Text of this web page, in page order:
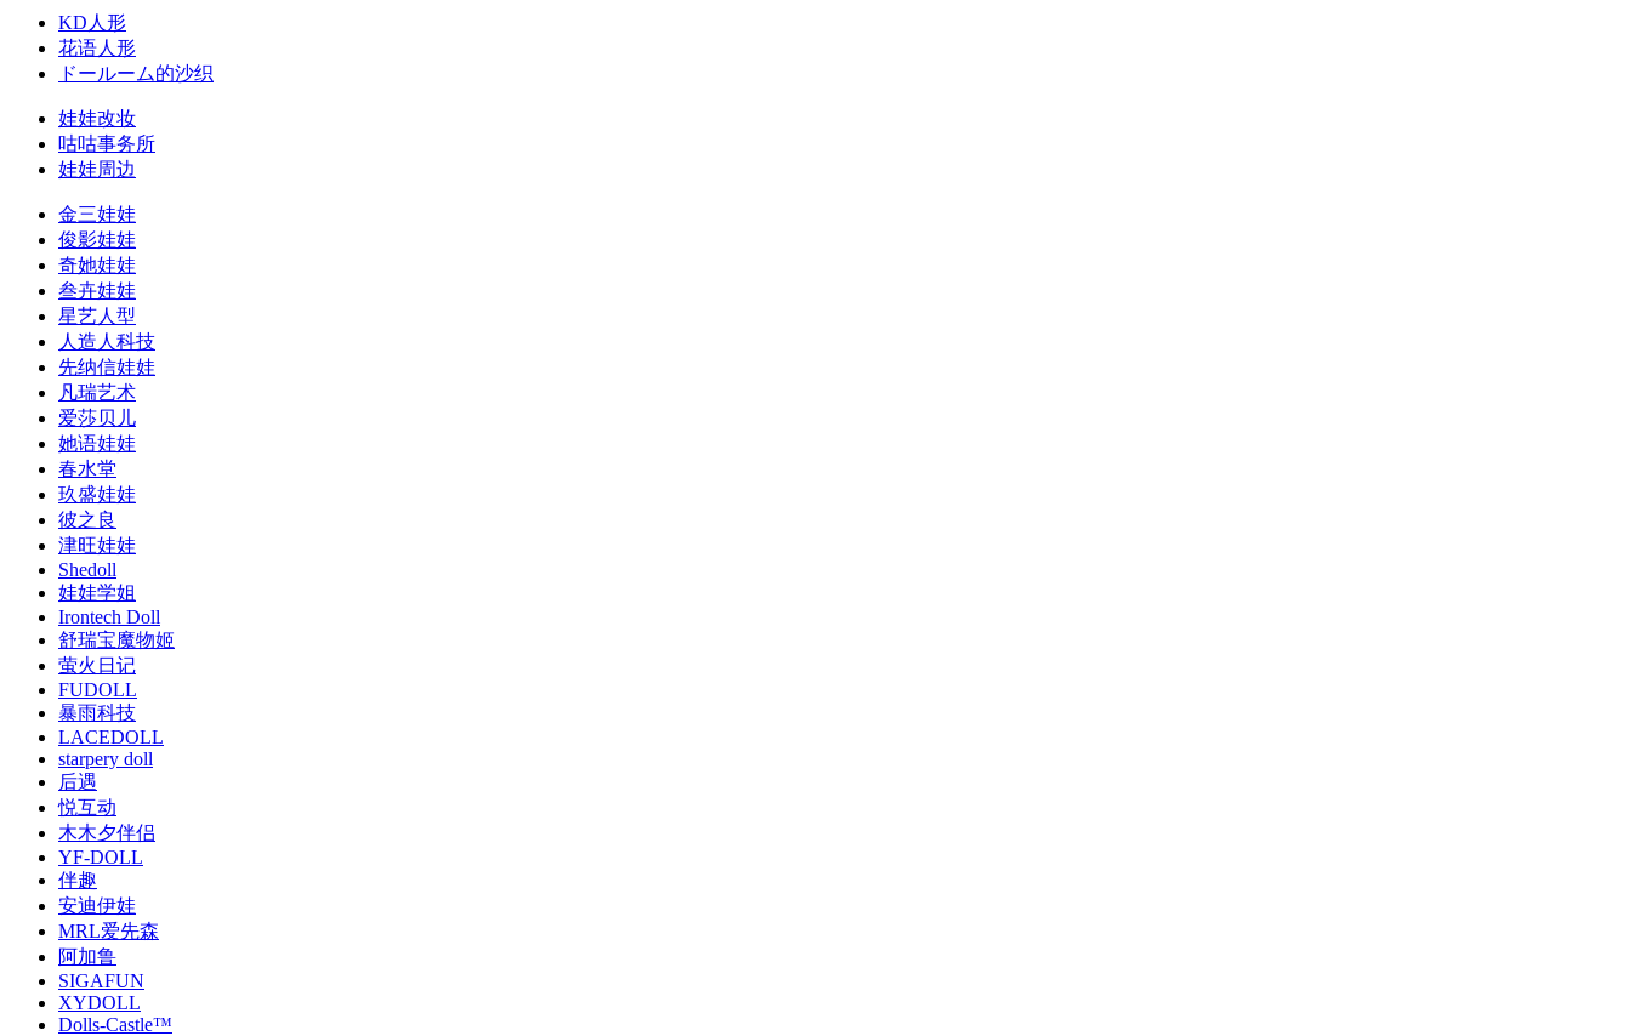
KD人形
花语人形
ドールーム的沙织
娃娃改妆
咕咕事务所
娃娃周边
金三娃娃
俊影娃娃
奇她娃娃
叁卉娃娃
星艺人型
人造人科技
先纳信娃娃
凡瑞艺术
爱莎贝儿
她语娃娃
春水堂
玖盛娃娃
彼之良
津旺娃娃
Shedoll
娃娃学姐
Irontech Doll
舒瑞宝魔物姬
萤火日记
FUDOLL
暴雨科技
LACEDOLL
starpery doll
后遇
悦互动
木木夕伴侣
YF-DOLL
伴趣
安迪伊娃
MRL爱先森
阿加鲁
SIGAFUN
XYDOLL
Dolls-Castle™